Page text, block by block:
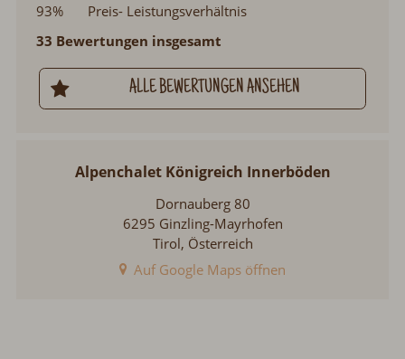
93%
Preis- Leistungsverhältnis
33 Bewertungen insgesamt
ALLE BEWERTUNGEN ANSEHEN
Alpenchalet Königreich Innerböden
Dornauberg 80
6295 Ginzling-Mayrhofen
Tirol, Österreich
Auf Google Maps öffnen